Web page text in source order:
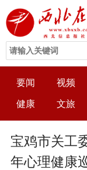
要闻 视频
健康 文旅
宝鸡市关工
年心理健康